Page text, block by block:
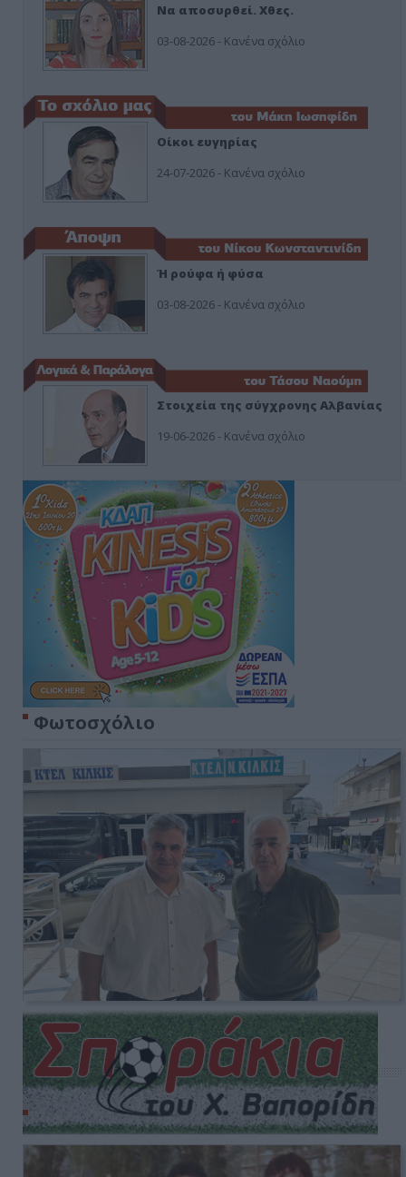
Να αποσυρθεί. Χθες.
03-08-2026 - Κανένα σχόλιο
Οίκοι ευγηρίας
24-07-2026 - Κανένα σχόλιο
Ή ρούφα ή φύσα
03-08-2026 - Κανένα σχόλιο
Στοιχεία της σύγχρονης Αλβανίας
19-06-2026 - Κανένα σχόλιο
Φωτοσχόλιο